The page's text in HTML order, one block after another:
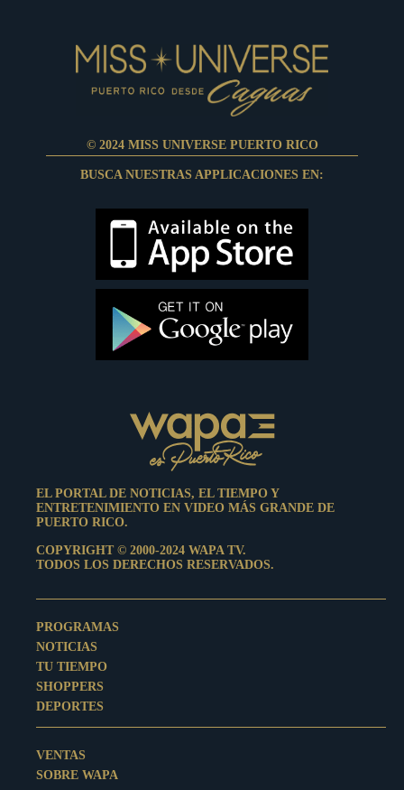
© 2024 MISS UNIVERSE PUERTO RICO
BUSCA NUESTRAS APPLICACIONES EN:
EL PORTAL DE NOTICIAS, EL TIEMPO Y
ENTRETENIMIENTO EN VIDEO MÁS GRANDE DE
PUERTO RICO.
COPYRIGHT © 2000-2024 WAPA TV.
TODOS LOS DERECHOS RESERVADOS.
PROGRAMAS
NOTICIAS
TU TIEMPO
SHOPPERS
DEPORTES
VENTAS
SOBRE WAPA